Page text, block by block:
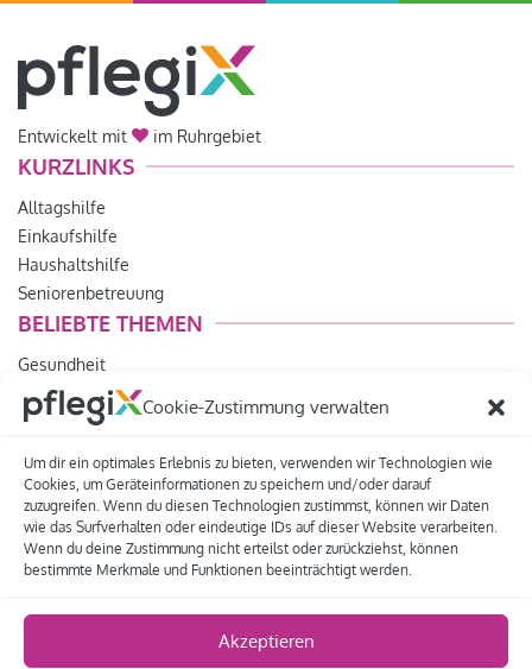
Cookie-Zustimmung verwalten
Um dir ein optimales Erlebnis zu bieten, verwenden wir Technologien wie
Cookies, um Geräteinformationen zu speichern und/oder darauf
zuzugreifen. Wenn du diesen Technologien zustimmst, können wir Daten
wie das Surfverhalten oder eindeutige IDs auf dieser Website verarbeiten.
Wenn du deine Zustimmung nicht erteilst oder zurückziehst, können
bestimmte Merkmale und Funktionen beeinträchtigt werden.
Akzeptieren
Entwickelt mit im Ruhrgebiet
KURZLINKS
Alltagshilfe
Einkaufshilfe
Haushaltshilfe
Seniorenbetreuung
BELIEBTE THEMEN
Gesundheit
Pflegegeld
Helfer werden
Tipps und Hinweise
LEISTUNGEN
Lebensfreude
Pflegeberatung